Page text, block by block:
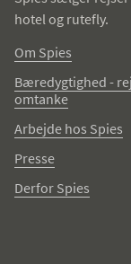
hotel og rutefly.
Om Spies
Bæredygtighed -
omtanke
Arbejde hos Spies
Presse
Derfor Spies